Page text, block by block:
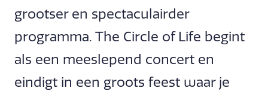
grootser en spectaculairder
programma. The Circle of Life begint
als een meeslepend concert en
eindigt in een groots feest waar je